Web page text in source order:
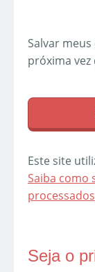
Salvar
próxima
Este site
Saiba como
processados
Seja o